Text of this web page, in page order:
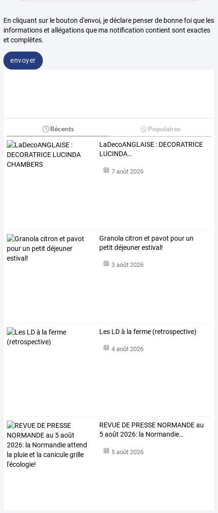
En cliquant sur le bouton d'envoi, je déclare penser de bonne foi que les
informations et allégations que ma notification contient sont exactes
et complètes.
envoyer
Récents Populaires
LaDecoANGLAISE : DECORATRICE
LUCINDA…
7 août 2026
Granola citron et pavot pour un
petit déjeuner estival!
3 août 2026
Les LD à la ferme (retrospective)
4 août 2026
REVUE DE PRESSE NORMANDEau
5août 2026: la Normandie…
5 août 2026